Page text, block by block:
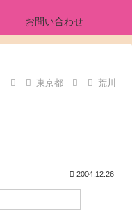
お問い合わせ
東京都
荒川
2004.12.26